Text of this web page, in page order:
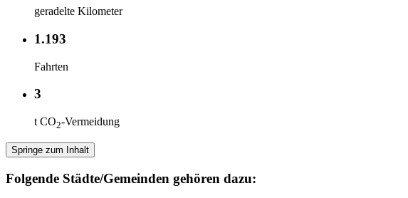
geradelte Kilometer
1.193
Fahrten
3
t CO2-Vermeidung
Springe zum Inhalt
Folgende Städte/Gemeinden gehören dazu: